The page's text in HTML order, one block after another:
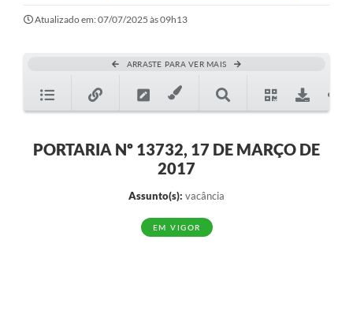
Atualizado em: 07/07/2025 às 09h13
ARRASTE PARA VER MAIS
PORTARIA Nº 13732, 17 DE MARÇO DE
2017
Assunto(s): vacância
EM VIGOR